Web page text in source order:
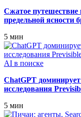
Сжатое путешествие
предельной ясности
5 мин
AI в поиске
ChatGPT
исследования
5 мин